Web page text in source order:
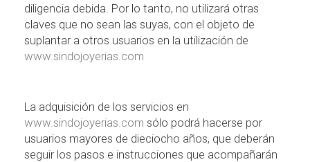
diligencia debida. Por lo tanto, no utilizará otras
claves que no sean las suyas, con el objeto de
suplantar a otros usuarios en la utilización de
www.sindojoyerias.com
La adquisición de los servicios en
www.sindojoyerias.com sólo podrá hacerse por
usuarios mayores de dieciocho años, que deberán
seguir los pasos e instrucciones que acompañarán